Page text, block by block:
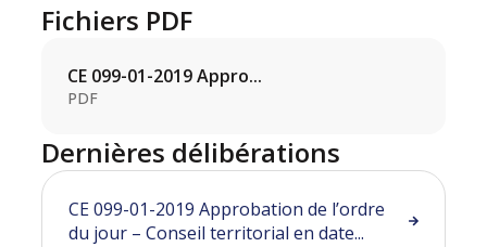
Fichiers PDF
CE 099-01-2019 Appro...
PDF
Dernières délibérations
CE 099-01-2019 Approbation de l’ordre
du jour – Conseil territorial en date...